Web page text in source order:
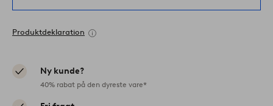
Produktdeklaration
Ny kunde?
40% rabat på den dyreste vare*